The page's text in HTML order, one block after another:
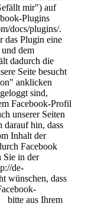
mir") auf
Plugins
docs/plugins/.
das Plugin eine
dem
dadurch die
Seite besucht
anklicken
sind,
Facebook-Profil
unserer Seiten
hin, dass
Inhalt der
Facebook
Sie in der
de-
wünschen, dass
bitte aus Ihrem